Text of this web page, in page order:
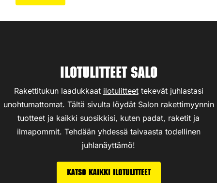
Ilotulitteet Salo
Rakettitukun laadukkaat ilotulitteettekevät juhlastasi
unohtumattomat. Tältä sivulta löydät Salon rakettimyynnin
tuotteet ja kaikki suosikkisi, kuten padat, raketit ja
ilmapommit. Tehdään yhdessä taivaasta todellinen
juhlanäyttämö!
Katso kaikki ilotulitteet